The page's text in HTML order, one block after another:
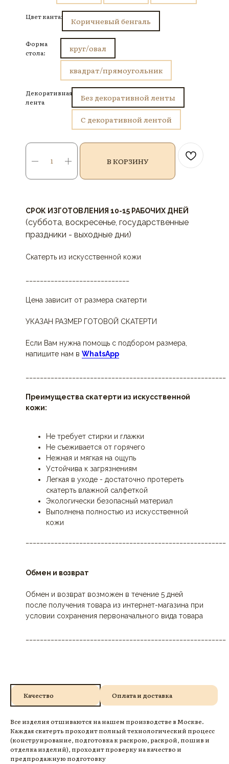
Цвет канта: Коричневый бенгаль
Форма
стола:
круг/овал
квадрат/прямоугольник
Декоративная
лента
Без декоративной ленты
С декоративной лентой
В КОРЗИНУ
СРОК ИЗГОТОВЛЕНИЯ 10-15 РАБОЧИХ ДНЕЙ
(суббота, воскресенье, государственные
праздники - выходные дни)
Скатерть из искусственной кожи
Цена зависит от размера скатерти
УКАЗАН РАЗМЕР ГОТОВОЙ СКАТЕРТИ
Если Вам нужна помощь с подбором размера,
напишите нам в WhatsApp
Преимущества скатерти из искусственной
кожи:
Не требует стирки и глажки
Не съеживается от горячего
Нежная и мягкая на ощупь
Устойчива к загрязнениям
Легкая в уходе - достаточно протереть
скатерть влажной салфеткой
Экологически безопасный материал
Выполнена полностью из искусственной
кожи
Обмен и возврат
Обмен и возврат возможен в течение 5 дней
после получения товара из интернет-магазина при
условии сохранения первоначального вида товара
Качество Оплата и доставка
Все изделия отшиваются на нашем производстве в Москве.
Каждая скатерть проходит полный технологический процесс
(конструирование, подготовка к раскрою, раскрой, пошив и
отделка изделий), проходит проверку на качество и
предпродажную подготовку